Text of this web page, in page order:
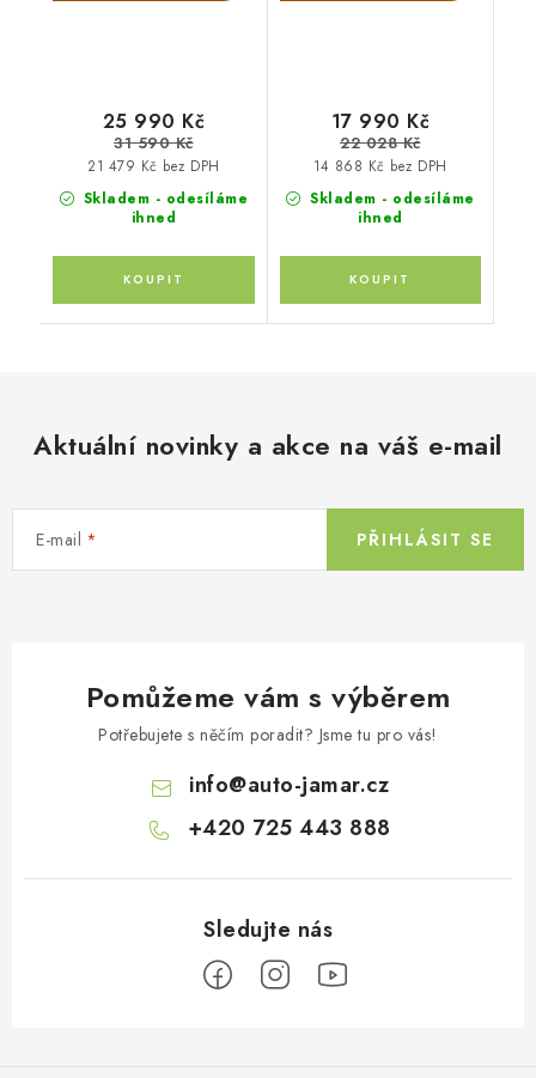
Skladem - odesíláme
ihned
21 479 Kč bez DPH
25 990 Kč
31 590 Kč
Skladem - odesíláme
ihned
14 868 Kč bez DPH
17 990 Kč
22 028 Kč
Aktuální novinky a akce na váš e-mail
E-mail PŘIHLÁSIT SE
Pomůžeme vám s výběrem
Potřebujete s něčím poradit? Jsme tu pro vás!
info@auto-jamar.cz
+420 725 443 888